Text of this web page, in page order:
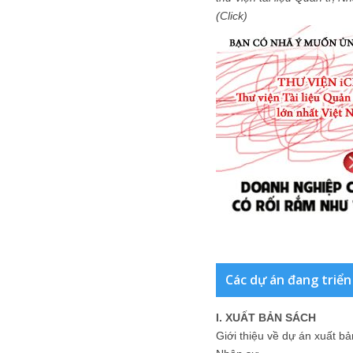
(Click)
Các dự án đang
I. XUẤT BẢN SÁCH
Giới thiệu về dự án xuất